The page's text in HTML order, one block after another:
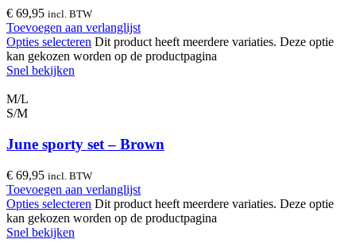
€ 69,95 incl. BTW
Toevoegen aan verlanglijst
Opties selecteren Dit product heeft meerdere variaties. Deze optie
kan gekozen worden op de productpagina
Snel bekijken
M/L
S/M
June sporty set – Brown
€ 69,95 incl. BTW
Toevoegen aan verlanglijst
Opties selecteren Dit product heeft meerdere variaties. Deze optie
kan gekozen worden op de productpagina
Snel bekijken